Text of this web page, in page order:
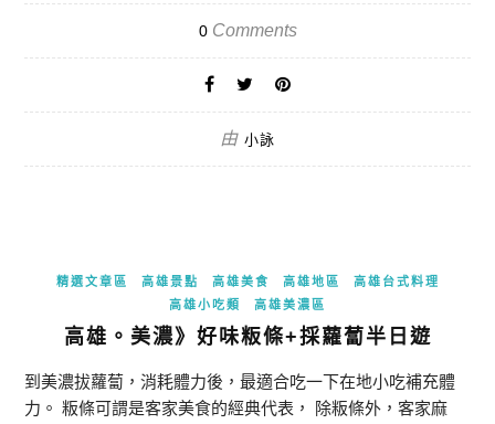
0Comments
由 小詠
精選文章區 高雄景點 高雄美食 高雄地區
高雄台式料理
高雄小吃類
高雄美濃區
高雄。美濃》好味粄條+採蘿蔔半日遊
到美濃拔蘿蔔，消耗體力後，最適合吃一下在地小吃補充體
力。 粄條可謂是客家美食的經典代表， 除粄條外，客家麻